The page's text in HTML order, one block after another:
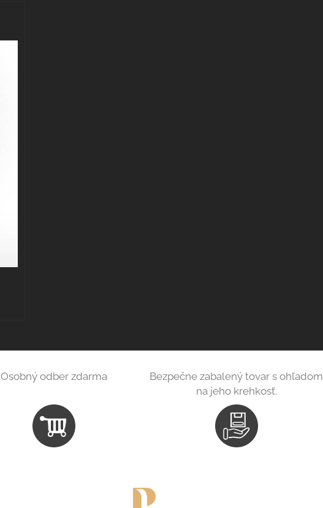
Osobný odber zdarma
Bezpečne zabalený tovar s ohľadom
na jeho krehkosť.